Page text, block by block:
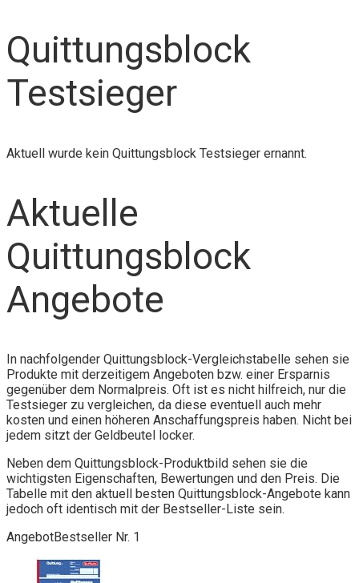
Quittungsblock
Testsieger
Aktuell wurde kein Quittungsblock Testsieger ernannt.
Aktuelle
Quittungsblock
Angebote
In nachfolgender Quittungsblock-Vergleichstabelle sehen sie
Produkte mit derzeitigem Angeboten bzw. einer Ersparnis
gegenüber dem Normalpreis. Oft ist es nicht hilfreich, nur die
Testsieger zu vergleichen, da diese eventuell auch mehr
kosten und einen höheren Anschaffungspreis haben. Nicht bei
jedem sitzt der Geldbeutel locker.
Neben dem Quittungsblock-Produktbild sehen sie die
wichtigsten Eigenschaften, Bewertungen und den Preis. Die
Tabelle mit den aktuell besten Quittungsblock-Angebote kann
jedoch oft identisch mit der Bestseller-Liste sein.
AngebotBestseller Nr. 1